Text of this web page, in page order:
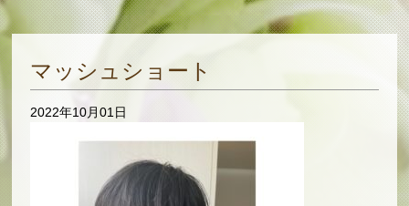
マッシュショート
2022年10月01日